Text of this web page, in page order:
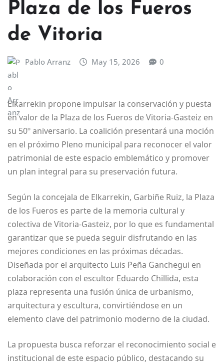
Plaza de los Fueros
de Vitoria
Pablo Arranz May 15, 2026 0
Elkarrekin propone impulsar la conservación y puesta
en valor de la Plaza de los Fueros de Vitoria-Gasteiz en
su 50º aniversario. La coalición presentará una moción
en el próximo Pleno municipal para reconocer el valor
patrimonial de este espacio emblemático y promover
un plan integral para su preservación futura.
Según la concejala de Elkarrekin, Garbiñe Ruiz, la Plaza
de los Fueros es parte de la memoria cultural y
colectiva de Vitoria-Gasteiz, por lo que es fundamental
garantizar que se pueda seguir disfrutando en las
mejores condiciones en las próximas décadas.
Diseñada por el arquitecto Luis Peña Ganchegui en
colaboración con el escultor Eduardo Chillida, esta
plaza representa una fusión única de urbanismo,
arquitectura y escultura, convirtiéndose en un
elemento clave del patrimonio moderno de la ciudad.
La propuesta busca reforzar el reconocimiento social e
institucional de este espacio público, destacando su